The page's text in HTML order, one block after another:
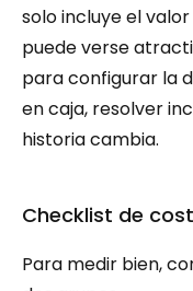
solo incluye el
puede verse
para configurar la
en caja, resolver
historia cambia.
Checklist de
Para medir bien,